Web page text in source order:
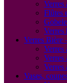
Verres
Flûtes
Verres
Verres Bière
Verres
Verres
Verres
Vases,